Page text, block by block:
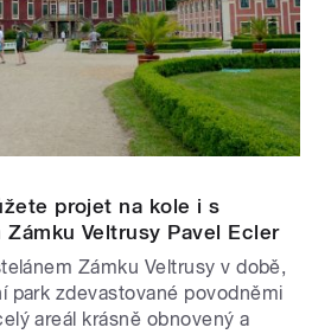
projet na kole i s
Veltrusy Pavel Ecler
Zámku Veltrusy v době,
park zdevastované povodněmi
areál krásně obnovený a